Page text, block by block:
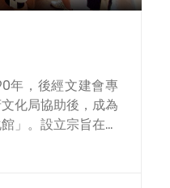
年，後經文建會專
化局協助後，成為
」。設立宗旨在紀
，2015年暑假備